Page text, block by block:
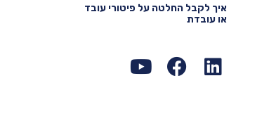
איך לקבל החלטה על פיטורי עובד
או עובדת